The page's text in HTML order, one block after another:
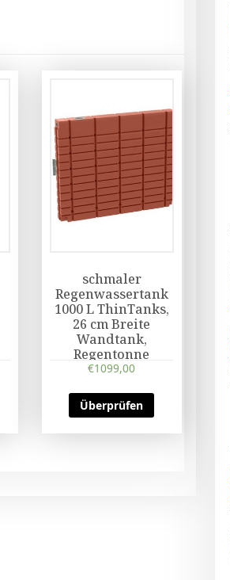
schmaler
Regenwassertank
1000 L ThinTanks,
26 cm Breite
Wandtank,
Regentonne
€1099,00
Überprüfen